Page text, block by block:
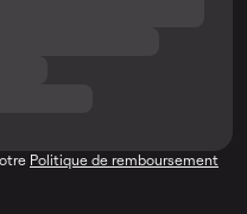
Politique de remboursement